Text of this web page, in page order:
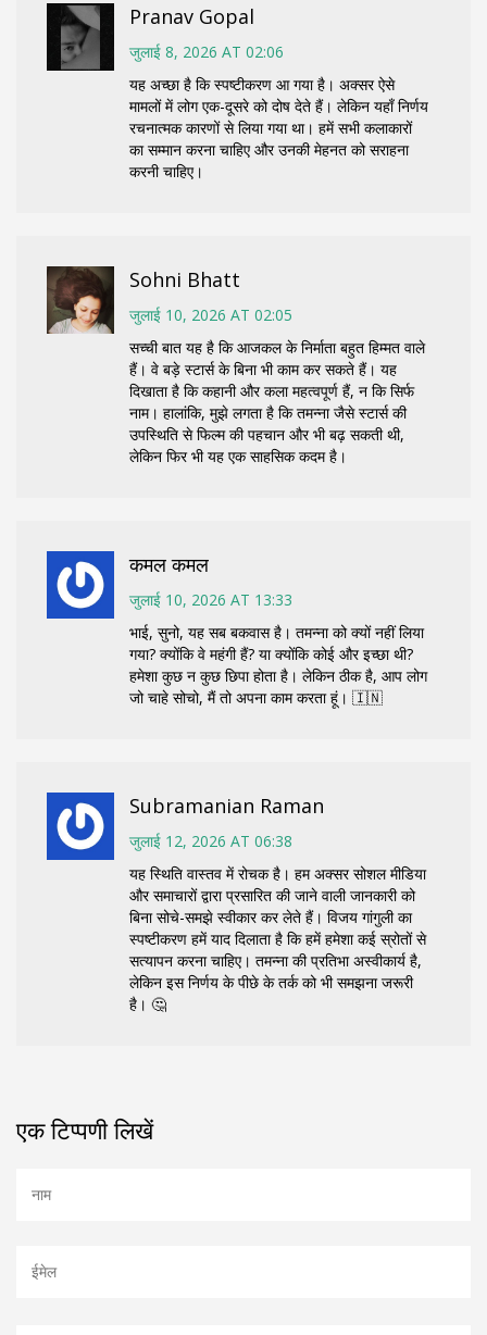
Pranav Gopal
जुलाई 8, 2026 AT 02:06
यह अच्छा है कि स्पष्टीकरण आ गया है। अक्सर ऐसे
मामलों में लोग एक-दूसरे को दोष देते हैं। लेकिन यहाँ निर्णय
रचनात्मक कारणों से लिया गया था। हमें सभी कलाकारों
का सम्मान करना चाहिए और उनकी मेहनत को सराहना
करनी चाहिए।
Sohni Bhatt
जुलाई 10, 2026 AT 02:05
सच्ची बात यह है कि आजकल के निर्माता बहुत हिम्मत वाले
हैं। वे बड़े स्टार्स के बिना भी काम कर सकते हैं। यह
दिखाता है कि कहानी और कला महत्वपूर्ण हैं, न कि सिर्फ
नाम। हालांकि, मुझे लगता है कि तमन्ना जैसे स्टार्स की
उपस्थिति से फिल्म की पहचान और भी बढ़ सकती थी,
लेकिन फिर भी यह एक साहसिक कदम है।
कमल कमल
जुलाई 10, 2026 AT 13:33
भाई, सुनो, यह सब बकवास है। तमन्ना को क्यों नहीं लिया
गया? क्योंकि वे महंगी हैं? या क्योंकि कोई और इच्छा थी?
हमेशा कुछ न कुछ छिपा होता है। लेकिन ठीक है, आप लोग
जो चाहे सोचो, मैं तो अपना काम करता हूं। 🇮🇳
Subramanian Raman
जुलाई 12, 2026 AT 06:38
यह स्थिति वास्तव में रोचक है। हम अक्सर सोशल मीडिया
और समाचारों द्वारा प्रसारित की जाने वाली जानकारी को
बिना सोचे-समझे स्वीकार कर लेते हैं। विजय गांगुली का
स्पष्टीकरण हमें याद दिलाता है कि हमें हमेशा कई स्रोतों से
सत्यापन करना चाहिए। तमन्ना की प्रतिभा अस्वीकार्य है,
लेकिन इस निर्णय के पीछे के तर्क को भी समझना जरूरी
है। 🤔
एक टिप्पणी लिखें